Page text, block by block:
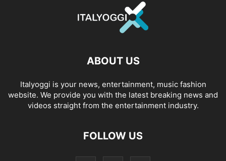
ABOUT US
Italyoggi is your news, entertainment, music fashion
website. We provide you with the latest breaking news and
videos straight from the entertainment industry.
FOLLOW US